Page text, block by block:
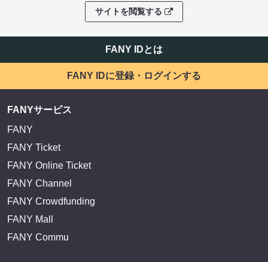
サイトを閲覧する
FANY IDとは
FANY IDに登録・ログインする
FANYサービス
FANY
FANY Ticket
FANY Online Ticket
FANY Channel
FANY Crowdfunding
FANY Mall
FANY Commu